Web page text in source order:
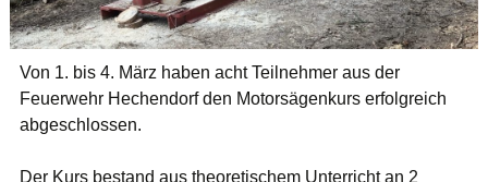
Von 1. bis 4. März haben acht Teilnehmer aus der
Feuerwehr Hechendorf den Motorsägenkurs erfolgreich
abgeschlossen.
Der Kurs bestand aus theoretischem Unterricht an 2